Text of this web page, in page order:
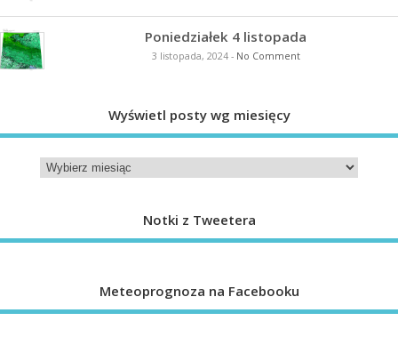
Poniedziałek 4 listopada
3 listopada, 2024- No Comment
Wyświetl posty wg miesięcy
Notki z Tweetera
Meteoprognoza na Facebooku